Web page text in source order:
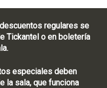
regulares se
Tickantel o en boletería
especiales deben
la sala, que funciona